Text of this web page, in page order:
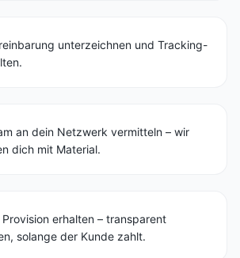
unterzeichnen und Tracking-
an dein Netzwerk vermitteln – wir
dich mit Material.
erhalten – transparent
solange der Kunde zahlt.